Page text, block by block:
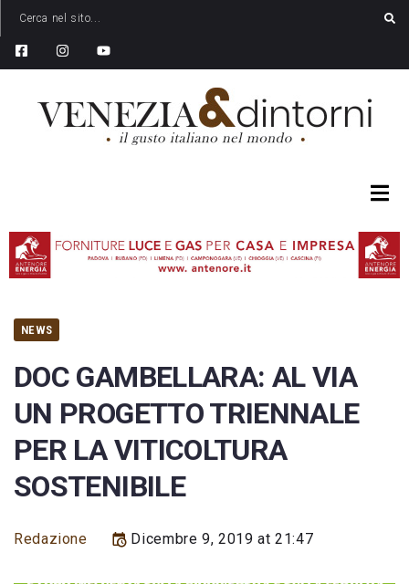
NEWS
DOC GAMBELLARA: AL VIA
UN PROGETTO TRIENNALE
PER LA VITICOLTURA
SOSTENIBILE
Redazione Dicembre 9, 2019 at 21:47